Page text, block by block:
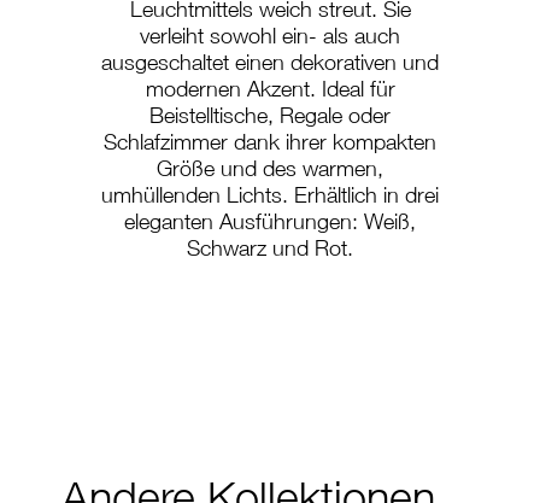
Leuchtmittels weich streut. Sie
verleiht sowohl ein- als auch
ausgeschaltet einen dekorativen und
modernen Akzent. Ideal für
Beistelltische, Regale oder
Schlafzimmer dank ihrer kompakten
Größe und des warmen,
umhüllenden Lichts. Erhältlich in drei
eleganten Ausführungen: Weiß,
Schwarz und Rot.